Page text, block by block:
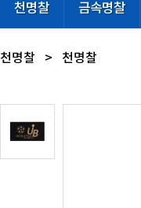
천명찰 금속명찰
천명찰 > 천명찰